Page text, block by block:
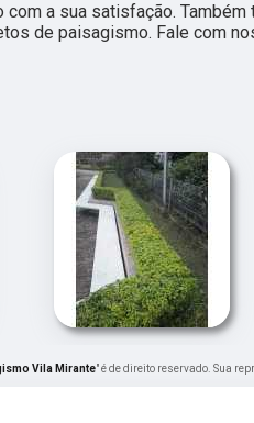
com a sua satisfação.
de paisagismo. Fale com
Vila Mirante" é de direito reservado. Sua